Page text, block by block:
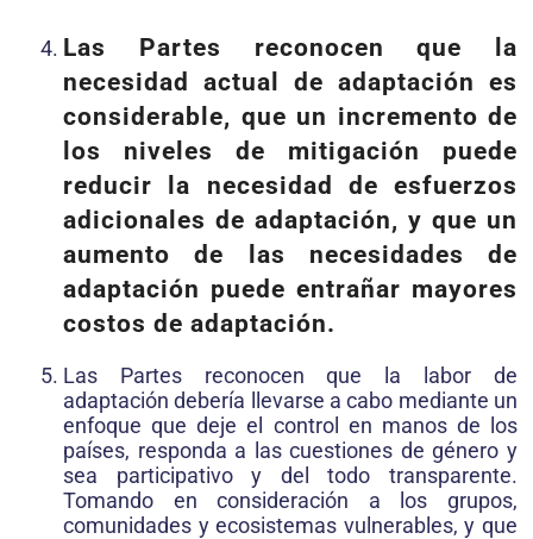
Las Partes reconocen que la
necesidad actual de adaptación es
considerable, que un incremento de
los niveles de mitigación puede
reducir la necesidad de esfuerzos
adicionales de adaptación, y que un
aumento de las necesidades de
adaptación puede entrañar mayores
costos de adaptación.
Las Partes reconocen que la labor de
adaptación debería llevarse a cabo mediante un
enfoque que deje el control en manos de los
países, responda a las cuestiones de género y
sea participativo y del todo transparente.
Tomando en consideración a los grupos,
comunidades y ecosistemas vulnerables, y que